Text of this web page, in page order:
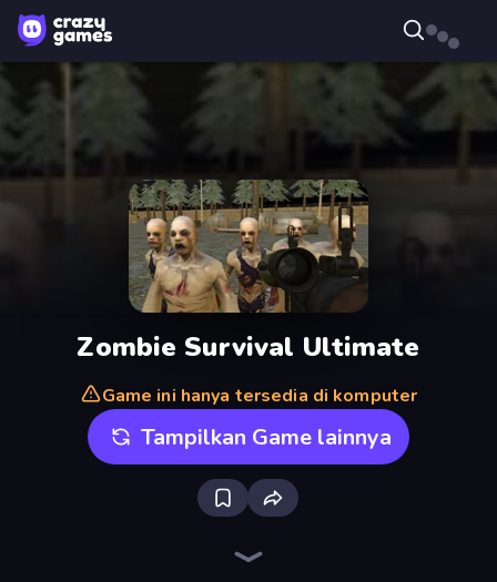
Zombie Survival Ultimate
Game ini hanya tersedia di komputer
Tampilkan Game lainnya